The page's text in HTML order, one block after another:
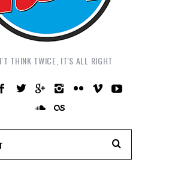
THINK TWICE, IT'S ALL RIGHT